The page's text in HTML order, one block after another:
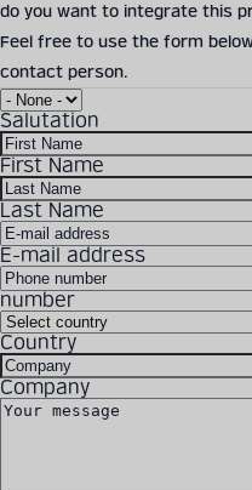
Encontrará
técnica detallada
los productos en
catálogo digital
CATÁLOGO DE PRODUCTOS
do you want to integrate this
Feel free to use the form
contact person.
Salutation
First Name
Last Name
E-mail address
number
Country
Company
Documents &
Download Size:
Technical
IMPEDANCE BR1 - BR4:
50 Ω